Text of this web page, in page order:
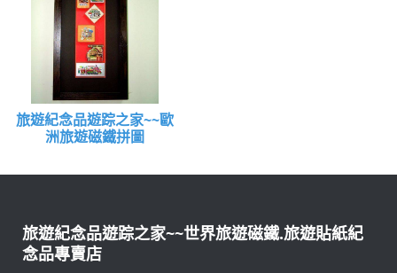
旅遊紀念品遊踪之家~~歐
洲旅遊磁鐵拼圖
旅遊紀念品遊踪之家~~世界旅遊磁鐵.旅遊貼紙紀
念品專賣店